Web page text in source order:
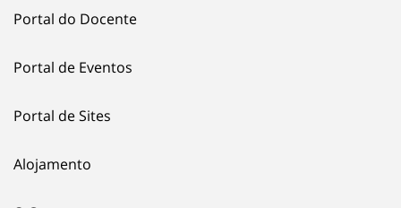
Portal do Docente
Portal de Eventos
Portal de Sites
Alojamento